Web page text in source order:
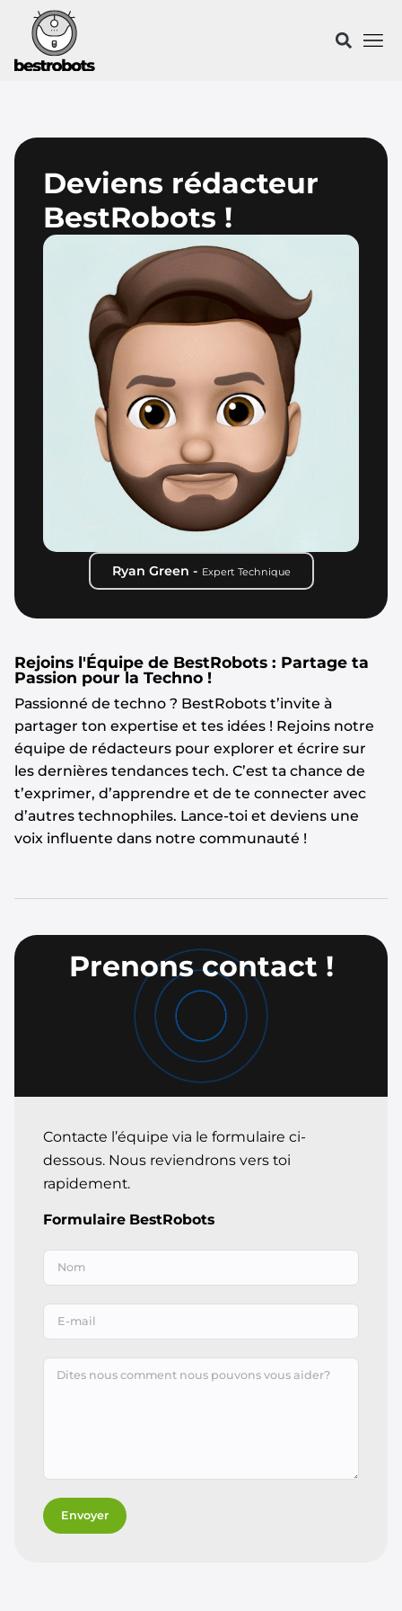
Ryan Green - Expert Technique
Deviens rédacteur
BestRobots !
Rejoins l'Équipe de BestRobots : Partage ta
Passion pour la Techno !
Passionné de techno ? BestRobots t’invite à
partager ton expertise et tes idées ! Rejoins notre
équipe de rédacteurs pour explorer et écrire sur
les dernières tendances tech. C’est ta chance de
t’exprimer, d’apprendre et de te connecter avec
d’autres technophiles. Lance-toi et deviens une
voix influente dans notre communauté !
Prenons contact !
Contacte l’équipe via le formulaire ci-
dessous. Nous reviendrons vers toi
rapidement.
Formulaire BestRobots
Envoyer